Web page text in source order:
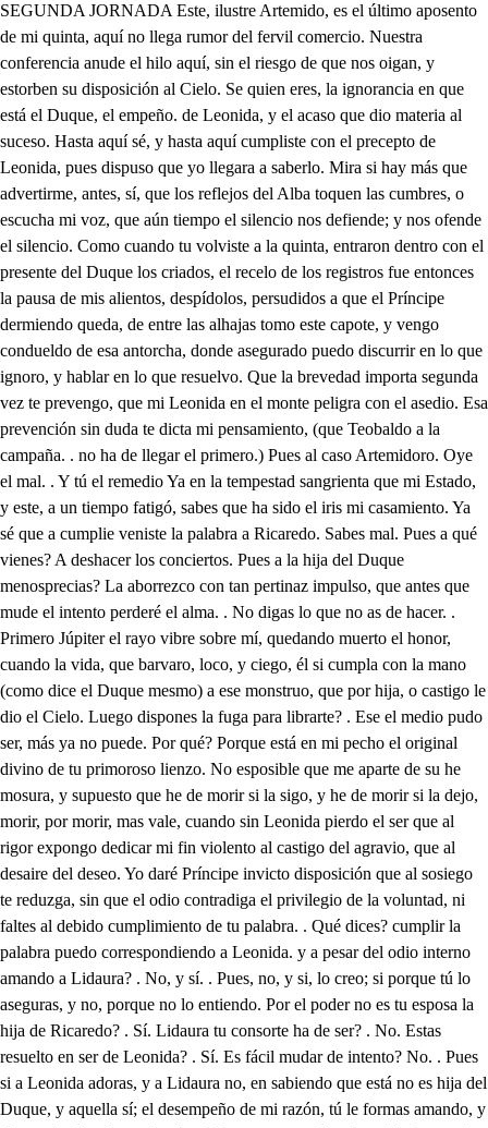
SEGUNDA JORNADA Este, ilustre Artemido, es el último aposento de mi quinta, aquí no llega rumor del fervil comercio. Nuestra conferencia anude el hilo aquí, sin el riesgo de que nos oigan, y estorben su disposición al Cielo. Se quien eres, la ignorancia en que está el Duque, el empeño. de Leonida, y el acaso que dio materia al suceso. Hasta aquí sé, y hasta aquí cumpliste con el precepto de Leonida, pues dispuso que yo llegara a saberlo. Mira si hay más que advertirme, antes, sí, que los reflejos del Alba toquen las cumbres, o escucha mi voz, que aún tiempo el silencio nos defiende; y nos ofende el silencio. Como cuando tu volviste a la quinta, entraron dentro con el presente del Duque los criados, el recelo de los registros fue entonces la pausa de mis alientos, despídolos, persudidos a que el Príncipe dermiendo queda, de entre las alhajas tomo este capote, y vengo condueldo de esa antorcha, donde asegurado puedo discurrir en lo que ignoro, y hablar en lo que resuelvo. Que la brevedad importa segunda vez te prevengo, que mi Leonida en el monte peligra con el asedio. Esa prevención sin duda te dicta mi pensamiento, (que Teobaldo a la campaña. . no ha de llegar el primero.) Pues al caso Artemidoro. Oye el mal. . Y tú el remedio Ya en la tempestad sangrienta que mi Estado, y este, a un tiempo fatigó, sabes que ha sido el iris mi casamiento. Ya sé que a cumplie veniste la palabra a Ricaredo. Sabes mal. Pues a qué vienes? A deshacer los conciertos. Pues a la hija del Duque menosprecias? La aborrezco con tan pertinaz impulso, que antes que mude el intento perderé el alma. . No digas lo que no as de hacer. . Primero Júpiter el rayo vibre sobre mí, quedando muerto el honor, cuando la vida, que barvaro, loco, y ciego, él si cumpla con la mano (como dice el Duque mesmo) a ese monstruo, que por hija, o castigo le dio el Cielo. Luego dispones la fuga para librarte? . Ese el medio pudo ser, más ya no puede. Por qué? Porque está en mi pecho el original divino de tu primoroso lienzo. No esposible que me aparte de su he mosura, y supuesto que he de morir si la sigo, y he de morir si la dejo, morir, por morir, mas vale, cuando sin Leonida pierdo el ser que al rigor expongo dedicar mi fin violento al castigo del agravio, que al desaire del deseo. Yo daré Príncipe invicto disposición que al sosiego te reduzga, sin que el odio contradiga el privilegio de la voluntad, ni faltes al debido cumplimiento de tu palabra. . Qué dices? cumplir la palabra puedo correspondiendo a Leonida. y a pesar del odio interno amando a Lidaura? . No, y sí. . Pues, no, y si, lo creo; si porque tú lo aseguras, y no, porque no lo entiendo. Por el poder no es tu esposa la hija de Ricaredo? . Sí. Lidaura tu consorte ha de ser? . No. Estas resuelto en ser de Leonida? . Sí. Es fácil mudar de intento? No. . Pues si a Leonida adoras, y a Lidaura no, en sabiendo que está no es hija del Duque, y aquella sí; el desempeño de mi razón, tú le formas amando, y aborreciendo; aborreciendo a Lidaura, y amando a Leonida, luego si tu inviolable palabra cumpliras, correspondiendo a Leonida, y en Lidaura fuera tu amor desacierto, provados quedan, y unidos el no, y el sí, contrapuestos. Ceusis (Dioses amparadme!) quien dices (valedme Cielos!) que es la Princesa? Leonida. . Pues cómo? Prosigue. . Quedo, no alces la voz, considera que puedes quitarme un sueño tan deleitoso, que el alma he de perder si despierto. La verdad, no es fantasía. Pues como ignora su regio ser, quién idolatro? como esa mujer que aborrezco la usurpa el nombre? y el Duque como tan injusto yerro padece? cuando es la causa de su engaño tu silencio. En tu pregunta conozco el cargo, mas el descuento hallaras en mi respuesta. No la dilates. . Primero en el papel de la honra se ha de firmar el secreto, y la nema de la mano le ha de cerrar (qué es el sello de la fe) sin que se rompa la cubierta, hasta que el tiempo traduzga en líneas del logro los caracteres del riesgo. Asi lo aseguro. . Atiende al más extrano suceso, que ser merece en el Orbe de la admiración compendio. Lloras? . Es fuerza, que siempre que a la memoria revuelvo esta causa, por los ojos se me esparcen los efectos, Mirilene; gran Duquesa de Epito, raro portento de virtud, y de Leonida infeliz madre, saliendo alcampo. . 2. Los cazadores estén alerta en los puestos. Ay de míllas avenidas han tornado al monte, y temo que peligra quien adoro. Ya amanece, y si no entro en la gruta, y a Leonida. escondo, su fin recelo. De tus noticias pendiente queda el alma; y porque espero mi criado, di por donde saldré a la marina? . Abriendo ese portillo, en la playa te hallarás. . Cotra mi aliento se conjura el susto, dime cuantas surtidas (ay Cielos) dan paso a lo inexpugnablesdo del monte? . Dos que en salien- de aquí verás, porque entrambas son de esta parte. . Bien puedo reñir, y estar a la mira del daño en un sitio mismo. Heroico Príncipe, aguarda de mi ciencia, y de tu es fuerzo el fin más próspero. . Ceusís pararnos en los consuelos, es darfuerza a la desdicha, y quitársela al remedio. ADios. , . Echa el golpe: cuanto me asombra lo que penetro. y. A la tibia luz que enciende el primer albor, padezco la duda de si es Teobaldo un hombre que hacia este puesto viene; él será, pues conozca, saliéndole yo al encuentro, el ansia con que le aguardo: (ya que me afirma el sosiego que fue el rumor arma falsa, y estoy en parte que atiendo a la ocasión del asalto) De más cerca he descubierto que es Panfilo, retirarme de su vista es justo acuerdo, hasta que pase, no llegue Teobaldo, y juzgue que vengo con otro. , . Si he visto un bulto, robusta salud el miedo tiene en mí, pues no se cansa de estar en pie tanto tiempo. Quién pudo ser este hombre; Mas ya lo sé; muy bien pienso, él es capeador sin duda, y se fue viéndome en cuerpo. Ya de la Quinta estoy cerca, a su refugio me vuelvo, que aunque es malo andar en quintas, es mejor que en grutas, bueno. Iten más. . Arremidoro . es bizarro caballero, antes que yo en la campaña asiste. . A Teobaldo veo. Príncipe de Acaya heroico. Quién sois? . Enemigo vuestro Si vos tenéis este nombre, que le dejáis a mi suegro? Qué haré, si al estar Pansilo delante salgo, recelo que esté de mi sospechoso Teobaldo. Y bien, qué tenemos? Lo que al haber madrugado os obliga. . Me recreo siempre en el campo a estas horas. Si queréis que antes que el duelo se comience, la ocasión os diga, eligid. . Qué es esto? Responded. . El mayor daño es el estarme encubierto. otro, otro. . Pues calláis, reñid. Quedo, quedo, quedo, que aunque salgo de mañana, no es a tomar el acero. Yo sí. . Para obrar con honra al ver tu traición, advierto que no basta buena sangre, donde hay mal entendimiento. Mas aunque sois dos . despacio; Pansilo. . Señor. Que atiendo. Retírate, y no te apartes. de nuestra vista, ese puesto ocupa, inmóvil atodo. Molde seré de estafermos. y Para dar el desengaño. de quien soy, cuando procedo como veis, vuestros oídos no han menester mis acentos. Quién llamáis desafiado, tenéis delante, rompiendo por cumplir lo que me toca las cláusulas de un secreto. Ya con su temor Pánsilo quién es dice, y le detengo; porque los que no en las manos, . Aguarda. tienen en la lengua el riesgo. Oh explicadme, siendo breve la ocasión, o no lo siendo, reñid, que es lo más la fuerza, y la ocasión es lo menos. (do. Que el Príncipe sois, no du- con la experiencia establezco el desengaño; decidme por que el disfraz? No es del cuento, lo que es del cuento, es la prisa con que estoy. Pues el empeño nace de que con Lidaura no has de hacer el casamiento, sin darme la muerte. Espera. . Van horros? Estás resuelto a ser de Lidaura? . Solo por mi ambición me gobierno, Infeliz eres. . Por qué? Por que cuando yo aborrezco de forma a Lidaura, que antes pondré en un cadahallo el cuello que ser su esposo, es preciso reñir contra mi deseo. Concluye Teobaldo. . Aguarda que ser tu esclavo pretendo, pues dos estrellas contrarias nos disponen un pretejto. Estás firme en no casarte con Lidaura? No es más cierto que alumbra el Sol. . Y permites que yo la sirva? . A tu intento ayudaré con el alma. Los brazos, no los aceros han de acabar la porfía injusta del valor nuestro Qué intentas? . Ya olvidas quien soy? Abiendo salido al campo, presumes que volver sin tenir puedo? O que no alcanzo, si exculo la obligación que profeso, el ostáculo a que expongo el renombre que conservo. Cumples con tu sangre, y falto a la ilustre que mantengo si réplico. Que haya quien ame a Lidaura. . Me huelgo de que le mates, pues tiene tan mal gusto, tira recio. Mi espada se quebró. . Esta es de un seguro maestro; yo tomo la de Pansilo, honra tú la que yo dejo Noble acción. Que vergonzosa está mi doncella en cueros. Por al haja de tu Alteza la levanto yo del suelo, que el olvido del enojo, es memoria del respeto. Ya sin escrupalo queda tu valor, y yo bien puesto, que el accidente en el fin de este principio es el medio. Cuando te debo la vida, no me permite el recuerdo, sin que haya ofensa pendiente que falte al conocimiento: y así a tus pies. . En los brazos te recibo, porque en ellos nuestra amista dasegure, y confirme lo propuesto. Así lo juro. . Pues antes que en esta materia hablemos, mi vaina toma, la tuya da a Pánsilo; dame presto ella, conque mejor lado tendrá mi espada. La acepto por la honra que consigo con tal favor. . Yo parezco mequetrefe de un embuste, pues mi media espada meto. Quien soy sabes, y quien soy has de callar con secreto tan cauto, que la memoria se te pierda en el silencio. sirve a Lidaura, y unidos los dos, en los dos extremos a que nos mueven; y obligan la ambición, y el odio a un tiempo, valiéndonos de la industria en los distantes afectos; tu conseguiras el triunfo, yo saldré del cautiverio. Dudas mi obediencia? . No Pues de asegurarla dejo, porque no la dudas; dime? 2. Cazadores, y monteros, a la surtida; que llega el Duque. . Ay triste! 1. Los perros prevenid. . Artemidoro, yo es fuerza que acuda al puesto que me toca. . A cuál el Duque ha de asistir? . Al primero A un ti